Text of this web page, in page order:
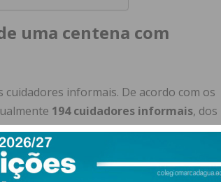
uma centena com
informais. De acordo com os
194 cuidadores informais, dos
o Estatuto do Cuidador Informal. O
tendência nacional, sendo a maioria do